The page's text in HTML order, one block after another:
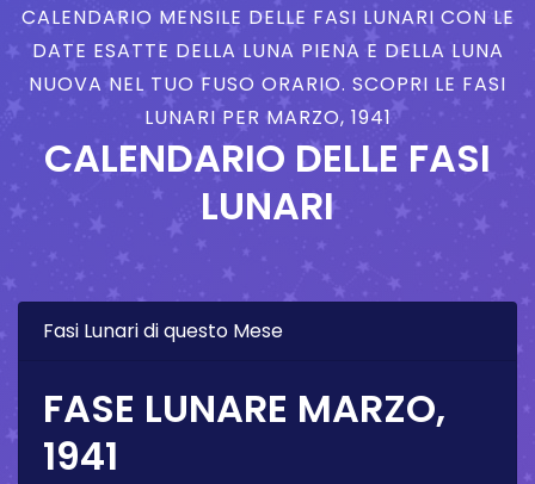
CALENDARIO MENSILE DELLE FASI LUNARI CON LE
DATE ESATTE DELLA LUNA PIENA E DELLA LUNA
NUOVA NEL TUO FUSO ORARIO. SCOPRI LE FASI
LUNARI PER MARZO, 1941
CALENDARIO DELLE FASI
LUNARI
Fasi Lunari di questo Mese
FASE LUNARE MARZO,
1941